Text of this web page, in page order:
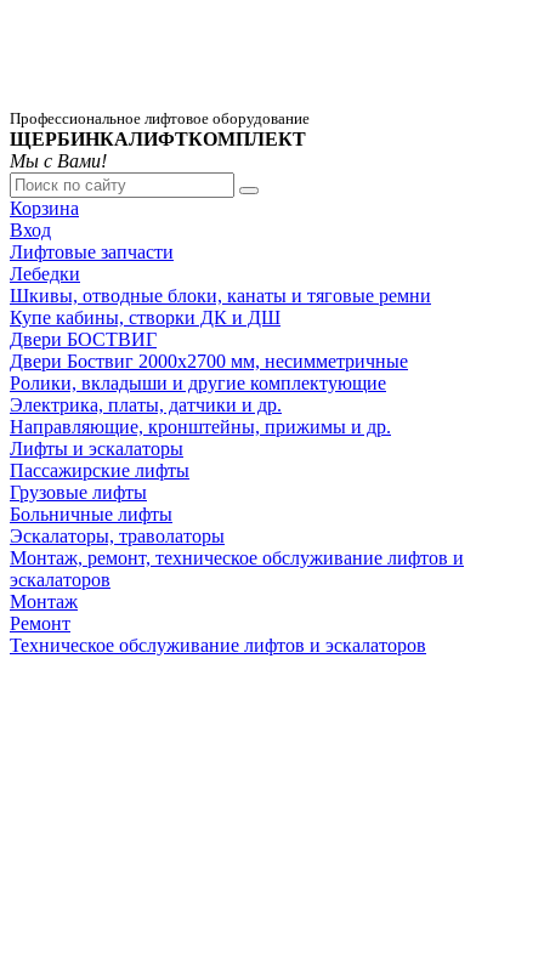
Профессиональное лифтовое оборудование
ЩЕРБИНКАЛИФТКОМПЛЕКТ
Мы с Вами!
Корзина
Вход
Лифтовые запчасти
Лебедки
Шкивы, отводные блоки, канаты и тяговые ремни
Купе кабины, створки ДК и ДШ
Двери БОСТВИГ
Двери Боствиг 2000х2700 мм, несимметричные
Ролики, вкладыши и другие комплектующие
Электрика, платы, датчики и др.
Направляющие, кронштейны, прижимы и др.
Лифты и эскалаторы
Пассажирские лифты
Грузовые лифты
Больничные лифты
Эскалаторы, траволаторы
Монтаж, ремонт, техническое обслуживание лифтов и
эскалаторов
Монтаж
Ремонт
Техническое обслуживание лифтов и эскалаторов